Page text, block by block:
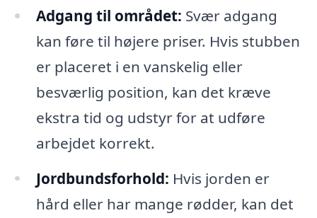
Adgang til området: Svær adgang
kan føre til højere priser. Hvis stubben
er placeret i en vanskelig eller
besværlig position, kan det kræve
ekstra tid og udstyr for at udføre
arbejdet korrekt.
Jordbundsforhold: Hvis jorden er
hård eller har mange rødder, kan det